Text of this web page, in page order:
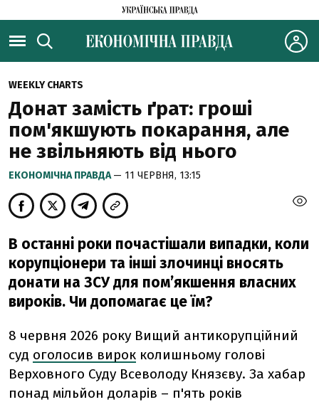
WEEKLY CHARTS
Донат замість ґрат: гроші
пом'якшують покарання, але
не звільняють від нього
ЕКОНОМІЧНА ПРАВДА— 11 ЧЕРВНЯ, 13:15
В останні роки почастішали випадки, коли
корупціонери та інші злочинці вносять
донати на ЗСУ для помʼякшення власних
вироків. Чи допомагає це їм?
8 червня 2026 року Вищий антикорупційний
суд оголосив вирок колишньому голові
Верховного Суду Всеволоду Князєву. За хабар
понад мільйон доларів – п'ять років